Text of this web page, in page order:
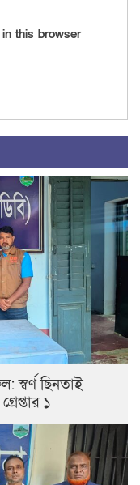
this browser
স্বর্ণ ছিনতাই
১